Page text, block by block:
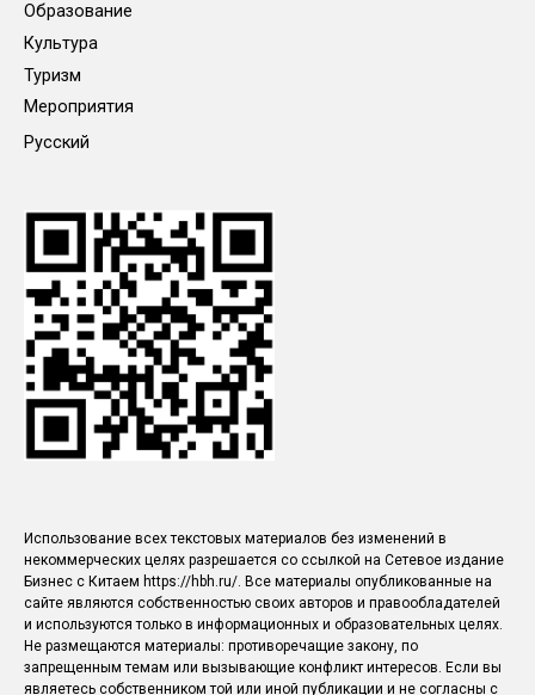
Образование
Культура
Туризм
Мероприятия
Русский
Использование всех текстовых материалов без изменений в
некоммерческих целях разрешается со ссылкой на Сетевое издание
Бизнес с Китаем https://hbh.ru/. Все материалы опубликованные на
сайте являются собственностью своих авторов и правообладателей
и используются только в информационных и образовательных целях.
Не размещаются материалы: противоречащие закону, по
запрещенным темам или вызывающие конфликт интересов. Если вы
являетесь собственником той или иной публикации и не согласны с